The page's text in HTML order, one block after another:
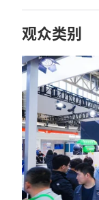
观众类别